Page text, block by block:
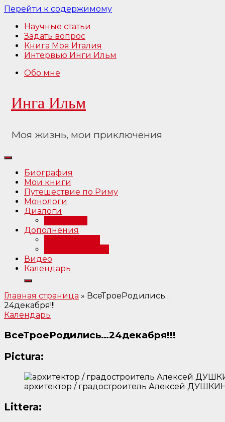
Перейти к содержимому
Научные статьи
Задать вопрос
Книга Моя Италия
Интервью Инги Ильм
Обо мне
Инга Ильм
Моя жизнь, мои приключения
Биография
Мои книги
Путешествие по Риму
Монологи
Диалоги
Дополнения
Видео
Календарь
Главная страница » ВсеТроеРодились…
24декабря!!!
Календарь
ВсеТроеРодились…24декабря!!!
Pictura:
архитектор / градостроитель Алексей
Littera: